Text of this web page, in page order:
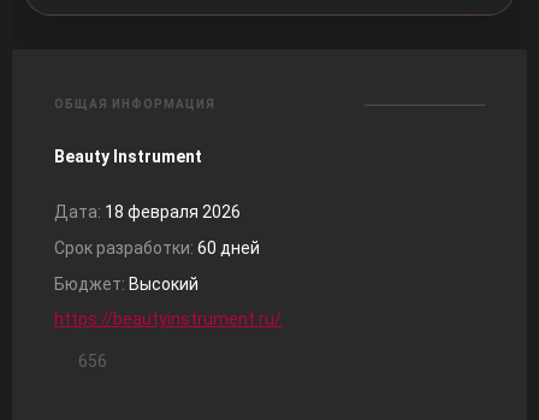
ОБЩАЯ ИНФОРМАЦИЯ
Beauty Instrument
Дата: 18 февраля 2026
Срок разработки: 60 дней
Бюджет: Высокий
https://beautyinstrument.ru/
656